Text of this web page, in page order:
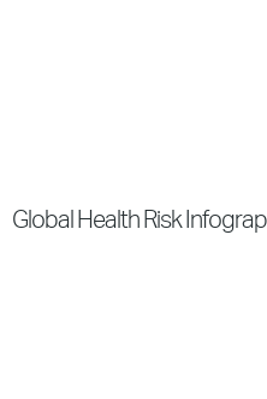
Global Health Risk